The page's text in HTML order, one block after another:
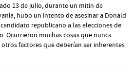
13 de julio, durante un mitin de
hubo un intento de asesinar a Donald
republicano a las elecciones de
Ocurrieron muchas cosas que nunca
factores que deberían ser inherentes